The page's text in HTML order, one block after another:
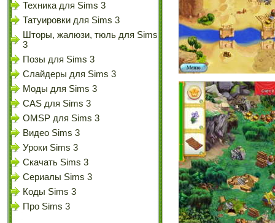
Техника для Sims 3
Татуировки для Sims 3
Шторы, жалюзи, тюль для Sims
3
Позы для Sims 3
Слайдеры для Sims 3
Моды для Sims 3
CAS для Sims 3
OMSP для Sims 3
Видео Sims 3
Уроки Sims 3
Скачать Sims 3
Сериалы Sims 3
Коды Sims 3
Про Sims 3